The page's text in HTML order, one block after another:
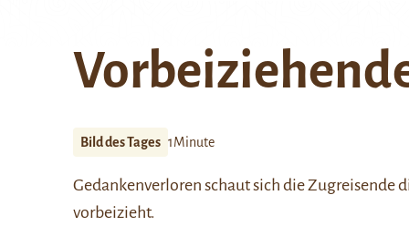
Bild des Tages 1Minute
Gedankenverloren schaut sich die Zugreisende
vorbeizieht.